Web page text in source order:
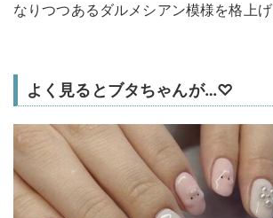
なりつつあるダルメシアン模様を格上
よく見るとブタちゃんが…♡